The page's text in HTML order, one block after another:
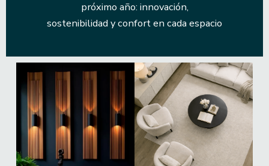
próximo año: innovación,
sostenibilidad y confort en cada espacio